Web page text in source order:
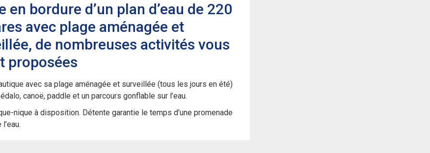
en bordure d’un plan d’eau de 220
avec plage aménagée et
de nombreuses activités vous
proposées
avec sa plage aménagée et surveillée (tous les jours en été)
canoë, paddle et un parcours gonflable sur l’eau.
nique à disposition. Détente garantie le temps d’une promenade